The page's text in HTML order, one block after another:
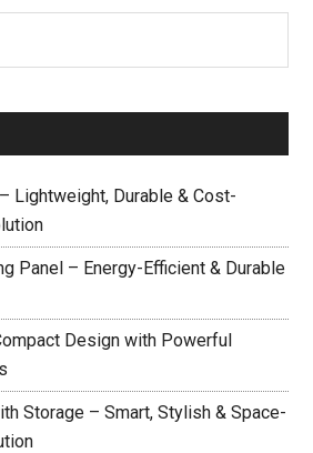
Lightweight, Durable & Cost-
Panel – Energy-Efficient & Durable
Design with Powerful
Storage – Smart, Stylish & Space-